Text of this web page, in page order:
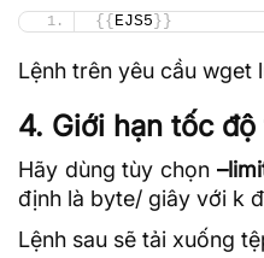
{{ EJS5 }}
Lệnh trên yêu cầu wget
4. Giới hạn tốc
Hãy dùng tùy chọn
định là byte/ giây với k
Lệnh sau sẽ tải xuống